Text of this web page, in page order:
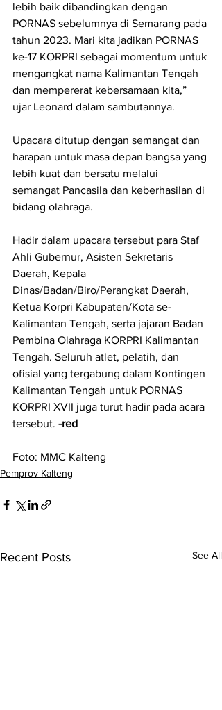
lebih baik dibandingkan dengan
PORNAS sebelumnya di Semarang pada
tahun 2023. Mari kita jadikan PORNAS
ke-17 KORPRI sebagai momentum untuk
mengangkat nama Kalimantan Tengah
dan mempererat kebersamaan kita,”
ujar Leonard dalam sambutannya.
Upacara ditutup dengan semangat dan
harapan untuk masa depan bangsa yang
lebih kuat dan bersatu melalui
semangat Pancasila dan keberhasilan di
bidang olahraga.
Hadir dalam upacara tersebut para Staf
Ahli Gubernur, Asisten Sekretaris
Daerah, Kepala
Dinas/Badan/Biro/Perangkat Daerah,
Ketua Korpri Kabupaten/Kota se-
Kalimantan Tengah, serta jajaran Badan
Pembina Olahraga KORPRI Kalimantan
Tengah. Seluruh atlet, pelatih, dan
ofisial yang tergabung dalam Kontingen
Kalimantan Tengah untuk PORNAS
KORPRI XVII juga turut hadir pada acara
tersebut. -red
Foto: MMC Kalteng
Pemprov Kalteng
Recent Posts See All